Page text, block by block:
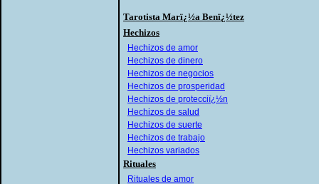
Tarotista Marï¿½a Benï¿½tez
Hechizos
Hechizos de amor
Hechizos de dinero
Hechizos de negocios
Hechizos de prosperidad
Hechizos de protecciï¿½n
Hechizos de salud
Hechizos de suerte
Hechizos de trabajo
Hechizos variados
Rituales
Rituales de amor